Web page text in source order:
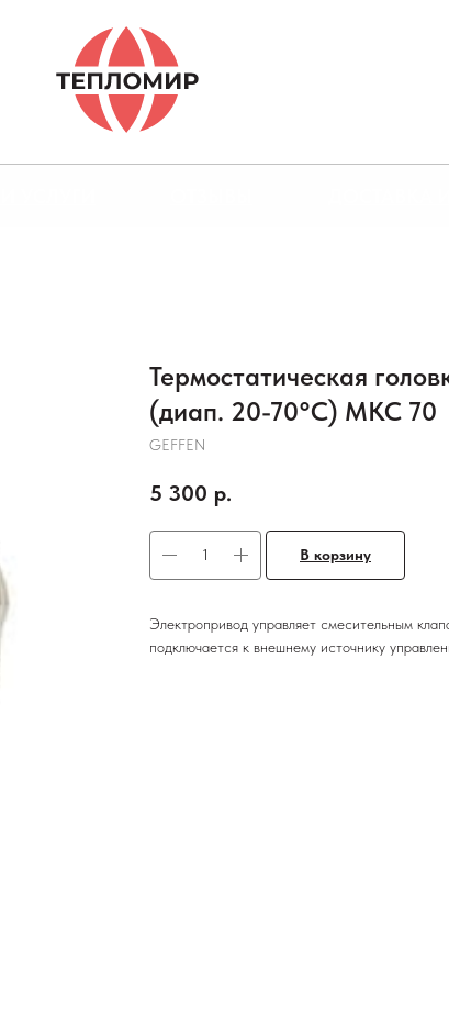
Термостатическая
(диап. 20-70°С) МКС 70
GEFFEN
5 300 р.
В корзину
Электропривод управляет смесительным
подключается к внешнему источнику